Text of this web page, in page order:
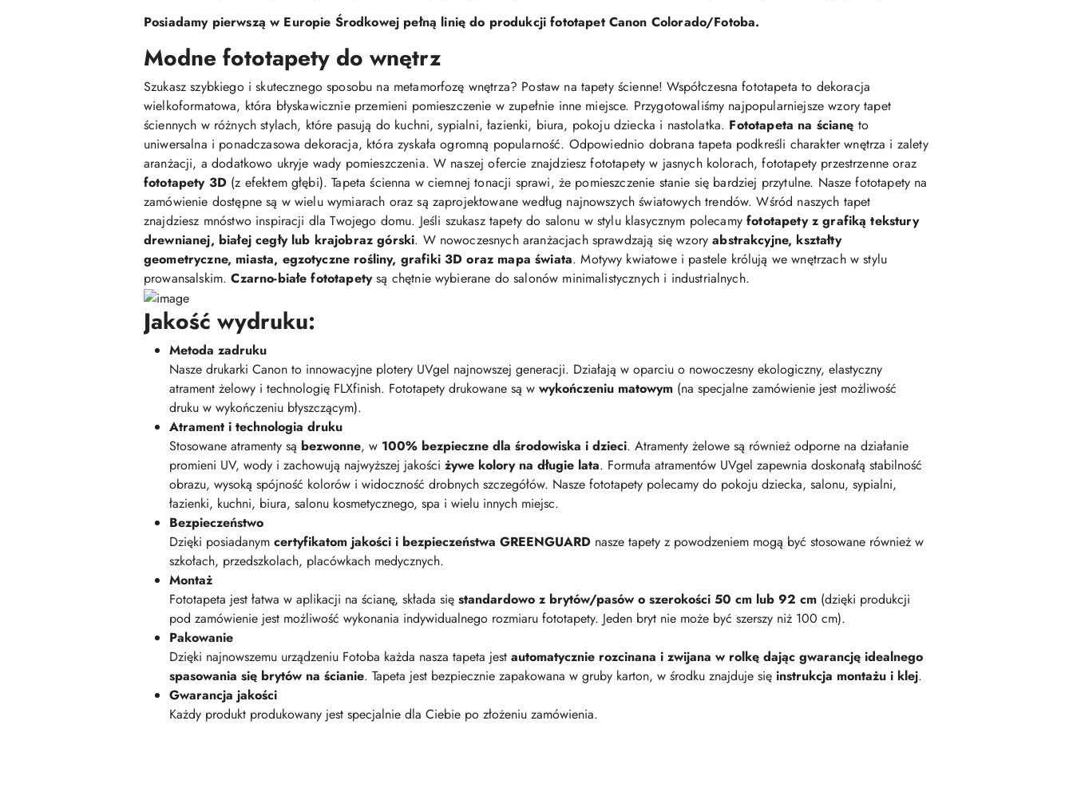
Posiadamy pierwszą w Europie Środkowej pełną linię do produkcji fototapet Canon Colorado/Fotoba.
Modne fototapety do wnętrz
Szukasz szybkiego i skutecznego sposobu na metamorfozę wnętrza? Postaw na tapety ścienne! Współczesna fototapeta to dekoracja
wielkoformatowa, która błyskawicznie przemieni pomieszczenie w zupełnie inne miejsce. Przygotowaliśmy najpopularniejsze wzory tapet
ściennych w różnych stylach, które pasują do kuchni, sypialni, łazienki, biura, pokoju dziecka i nastolatka. Fototapeta na ścianę to
uniwersalna i ponadczasowa dekoracja, która zyskała ogromną popularność. Odpowiednio dobrana tapeta podkreśli charakter wnętrza i zalety
aranżacji, a dodatkowo ukryje wady pomieszczenia. W naszej ofercie znajdziesz fototapety w jasnych kolorach, fototapety przestrzenne oraz
fototapety 3D (z efektem głębi). Tapeta ścienna w ciemnej tonacji sprawi, że pomieszczenie stanie się bardziej przytulne. Nasze fototapety na
zamówienie dostępne są w wielu wymiarach oraz są zaprojektowane według najnowszych światowych trendów. Wśród naszych tapet
znajdziesz mnóstwo inspiracji dla Twojego domu. Jeśli szukasz tapety do salonu w stylu klasycznym polecamyfototapety z grafiką tekstury
drewnianej, białej cegły lub krajobraz górski. W nowoczesnych aranżacjach sprawdzają się wzoryabstrakcyjne, kształty
geometryczne, miasta, egzotyczne rośliny, grafiki 3D oraz mapa świata. Motywy kwiatowe i pastele królują we wnętrzach w stylu
prowansalskim.Czarno-białe fototapetysą chętnie wybierane do salonów minimalistycznych i industrialnych.
Jakość wydruku:
Metoda zadruku
Nasze drukarki Canon to innowacyjne plotery UVgel najnowszej generacji. Działają w oparciu o nowoczesny ekologiczny, elastyczny
atrament żelowy i technologię FLXfinish. Fototapety drukowane są w wykończeniu matowym (na specjalne zamówienie jest możliwość
druku w wykończeniu błyszczącym).
Atrament i technologia druku
Stosowane atramenty są bezwonne, w 100% bezpieczne dla środowiska i dzieci. Atramenty żelowe są również odporne na działanie
promieni UV, wody i zachowują najwyższej jakości żywe kolory na długie lata. Formuła atramentów UVgel zapewnia doskonałą stabilność
obrazu, wysoką spójność kolorów i widoczność drobnych szczegółów. Nasze fototapety polecamy do pokoju dziecka, salonu, sypialni,
łazienki, kuchni, biura, salonu kosmetycznego, spa i wielu innych miejsc.
Bezpieczeństwo
Dzięki posiadanym certyfikatom jakości i bezpieczeństwa GREENGUARD nasze tapety z powodzeniem mogą być stosowane również w
szkołach, przedszkolach, placówkach medycznych.
Montaż
Fototapeta jest łatwa w aplikacji na ścianę, składa się standardowo z brytów/pasów o szerokości 50 cm lub 92 cm (dzięki produkcji
pod zamówienie jest możliwość wykonania indywidualnego rozmiaru fototapety. Jeden bryt nie może być szerszy niż 100 cm).
Pakowanie
Dzięki najnowszemu urządzeniu Fotoba każda nasza tapeta jest automatycznie rozcinana i zwijana w rolkę dając gwarancję idealnego
spasowania się brytów na ścianie. Tapeta jest bezpiecznie zapakowana w gruby karton, w środku znajduje się instrukcja montażu i klej.
Gwarancja jakości
Każdy produkt produkowany jest specjalnie dla Ciebie po złożeniu zamówienia.